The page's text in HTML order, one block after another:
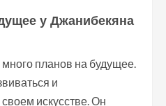
у Джанибекяна
планов на будущее.
и
искусстве. Он